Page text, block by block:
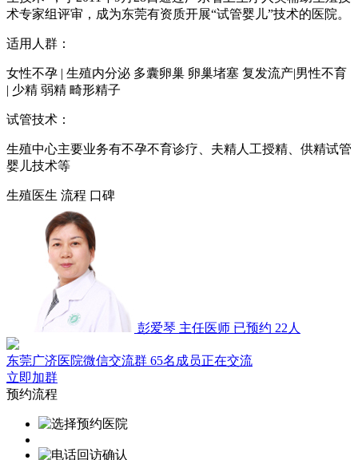
术专家组评审，成为东莞有资质开展“试管婴儿”技术的医院。
适用人群：
女性不孕 | 生殖内分泌 多囊卵巢 卵巢堵塞 复发流产|男性不育
| 少精 弱精 畸形精子
试管技术：
生殖中心主要业务有不孕不育诊疗、夫精人工授精、供精试管
婴儿技术等
生殖医生 流程 口碑
彭爱琴 主任医师 已预约 22人
东莞广济医院微信交流群 65名成员正在交流
立即加群
预约流程